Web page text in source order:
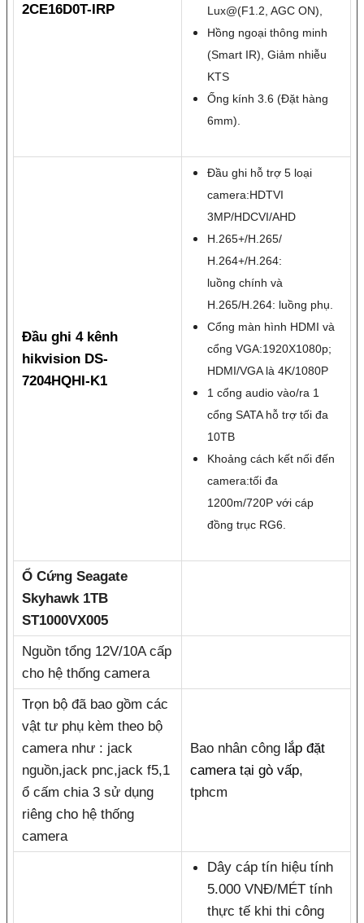
2CE16D0T-IRP
Lux@(F1.2, AGC ON),
Hồng ngoại thông minh
(Smart IR), Giảm nhiễu
KTS
Ống kính 3.6 (Đặt hàng
6mm).
Đầu ghi 4 kênh
hikvision DS-
7204HQHI-K1
Đầu ghi hỗ trợ 5 loại
camera:HDTVI
3MP/HDCVI/AHD
H.265+/H.265/
H.264+/H.264:
luồng chính và
H.265/H.264: luồng phụ.
Cổng màn hình HDMI và
cổng VGA:1920X1080p;
HDMI/VGA là 4K/1080P
1 cổng audio vào/ra 1
cổng SATA hỗ trợ tối đa
10TB
Khoảng cách kết nối đến
camera:tối đa
1200m/720P với cáp
đồng trục RG6.
Ổ Cứng Seagate
Skyhawk 1TB
ST1000VX005
Nguồn tổng 12V/10A cấp
cho hệ thống camera
Trọn bộ đã bao gồm các
vật tư phụ kèm theo bộ
camera như : jack
nguồn,jack pnc,jack f5,1
ổ cấm chia 3 sử dụng
riêng cho hệ thống
camera
Bao nhân công lắp đặt
camera tại gò vấp,
tphcm
Dây cáp tín hiệu tính
5.000 VNĐ/MÉT tính
thực tế khi thi công